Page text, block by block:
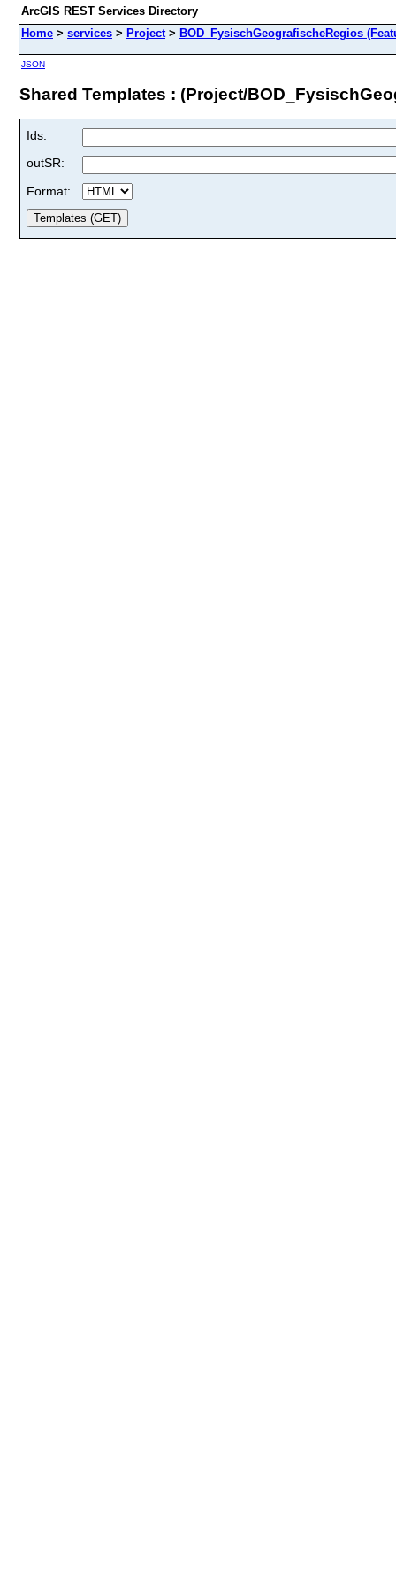
ArcGIS REST Services Directory
Home > services > Project> BOD_FysischGeografischeRegios
JSON
Shared Templates : (Project/
Ids:
outSR:
Format: